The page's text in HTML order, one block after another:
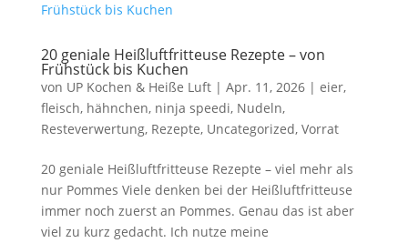
20 geniale Heißluftfritteuse Rezepte – von
Frühstück bis Kuchen
von UP Kochen & Heiße Luft| Apr. 11, 2026| eier,
fleisch, hähnchen, ninja speedi, Nudeln,
Resteverwertung, Rezepte, Uncategorized, Vorrat
20 geniale Heißluftfritteuse Rezepte – viel mehr als
nur Pommes Viele denken bei der Heißluftfritteuse
immer noch zuerst an Pommes. Genau das ist aber
viel zu kurz gedacht. Ich nutze meine